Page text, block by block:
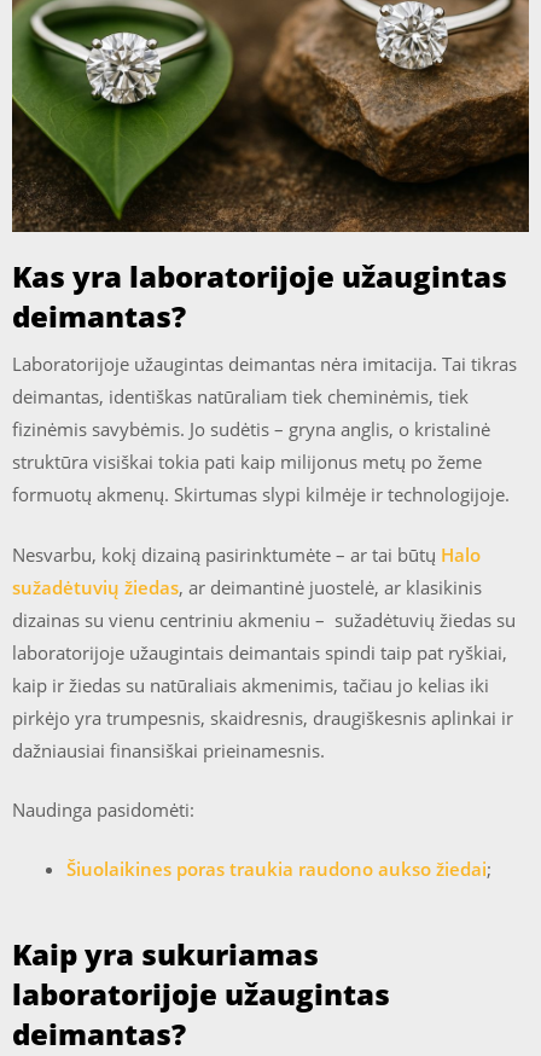
Kas yra laboratorijoje užaugintas
deimantas?
Laboratorijoje užaugintas deimantas nėra imitacija. Tai tikras
deimantas, identiškas natūraliam tiek cheminėmis, tiek
fizinėmis savybėmis. Jo sudėtis – gryna anglis, o kristalinė
struktūra visiškai tokia pati kaip milijonus metų po žeme
formuotų akmenų. Skirtumas slypi kilmėje ir technologijoje.
Nesvarbu, kokį dizainą pasirinktumėte – ar tai būtų Halo
sužadėtuvių žiedas, ar deimantinė juostelė, ar klasikinis
dizainas su vienu centriniu akmeniu – sužadėtuvių žiedas su
laboratorijoje užaugintais deimantais spindi taip pat ryškiai,
kaip ir žiedas su natūraliais akmenimis, tačiau jo kelias iki
pirkėjo yra trumpesnis, skaidresnis, draugiškesnis aplinkai ir
dažniausiai finansiškai prieinamesnis.
Naudinga pasidomėti:
Šiuolaikines poras traukia raudono aukso žiedai;
Kaip yra sukuriamas
laboratorijoje užaugintas
deimantas?